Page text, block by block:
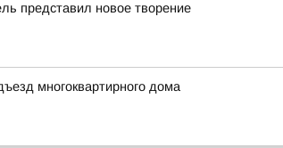
представил новое творение
многоквартирного дома